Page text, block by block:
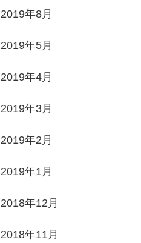
2019年8月
2019年5月
2019年4月
2019年3月
2019年2月
2019年1月
2018年12月
2018年11月